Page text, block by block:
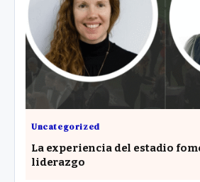
Uncategorized
La experiencia del estadio
liderazgo